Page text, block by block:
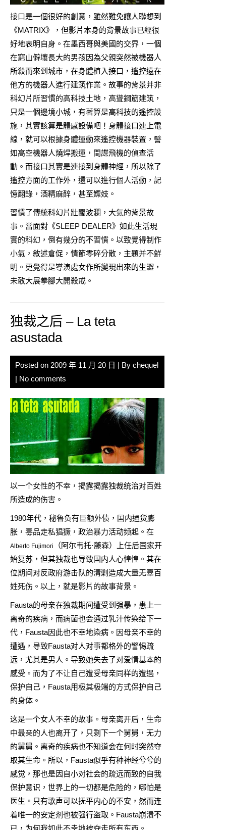
接口是一個很好的創意，雖然難免讓人聯想到
《MATRIX》，但影片本身的背景故事已經很
好地表明自身。在墨西哥與美國的交界，一個
在窮山僻壤長大的男孩因為父親突然被機器人
所殺而來到城市，在身體植入接口，遙控遠在
他方的機器人進行建筑作業。故事的背景并非
科幻片所習慣的高科技土地，高聳鋼筋建筑，
只是一個邊境小城，有著算是高科技的遙控設
施，其實該算是體感設備吧！身體接口連上電
線，就可以根據身體運動來遙控機器裝置，譬
如高空機器人燒焊搬運，間諜飛機的偵查活
動。而接口其實是連接到身體神經，所以除了
遙控方面的工作外，還可以進行個人活動，記
憶翻錄，酒精麻醉，甚至嫖妓。
習慣了傳統科幻片壯闊波瀾，大氣的背景故
事。當面對《SLEEP DEALER》如此生活現
實的科幻，倒有幾分的不習慣。以致覺得制作
小氣，敘述倉促，情節零碎分散，主題并不鮮
明。更覺得是導演處女作所變現出來的生澀，
未敢大展拳腳大開殺戒。
独裁之后 – La teta
asustada
Posted on 2009 年 11 月 20 日 | By chequel
| No comments
以一个女性的不幸，揭露揭露独裁统治对百姓
所造成的伤害。
1980年代，秘鲁负有巨额外债，国内通货膨
胀，毒品走私猖獗，政治暴力活动频起。在
Alberto Fujimori
（阿尔韦托·藤森）上任后国家开
始复苏，但其独裁也导致国内人心惶惶。其在
位期间对反政府游击队的清剿造成大量无辜百
姓死伤。以上，就是影片的故事背景。
Fausta的母亲在独裁期间遭受到强暴，患上一
离奇的疾病，而病菌也会通过乳汁传染给下一
代，Fausta因此也不幸地染病。因母亲不幸的
遭遇，导致Fausta对人对事都格外的警惕疏
远，尤其是男人。导致她失去了对爱情基本的
感受。而为了不让自己遭受母亲同样的遭遇，
保护自己，Fausta用极其极端的方式保护自己
的身体。
这是一个女人不幸的故事。母亲离开后，生命
中最亲的人也离开了，只剩下一个舅舅，无力
的舅舅。离奇的疾病也不知道会在何时突然夺
取其生命。所以，Fausta似乎有种神经兮兮的
感觉，那也是因自小对社会的疏远而致的自我
保护意识，世界上的一切都是危险的，哪怕是
医生。只有歌声可以抚平内心的不安，然而连
着唯一的安定剂也被强行盗取。Fausta崩溃不